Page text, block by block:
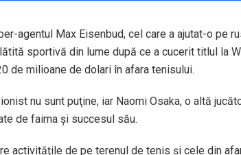
agentul Max Eisenbud, cel care a ajutat-o pe
sportivă din lume după ce a cucerit titlul la
de milioane de dolari în afara tenisului.
nu sunt puţine, iar Naomi Osaka, o altă
de faima şi succesul său.
activităţile de pe terenul de tenis şi cele din